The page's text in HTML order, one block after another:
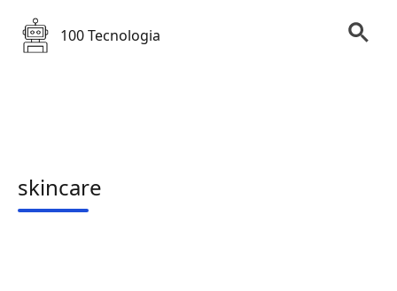
100 Tecnologia
skincare